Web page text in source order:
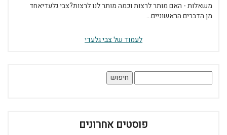
משאלות - האם מותר לרצות וכמה מותר לנו לרצות?צבי גלעדיאחד
מן הדברים הראשוניים...
לעמוד של צבי גלעדי
פוסטים אחרונים